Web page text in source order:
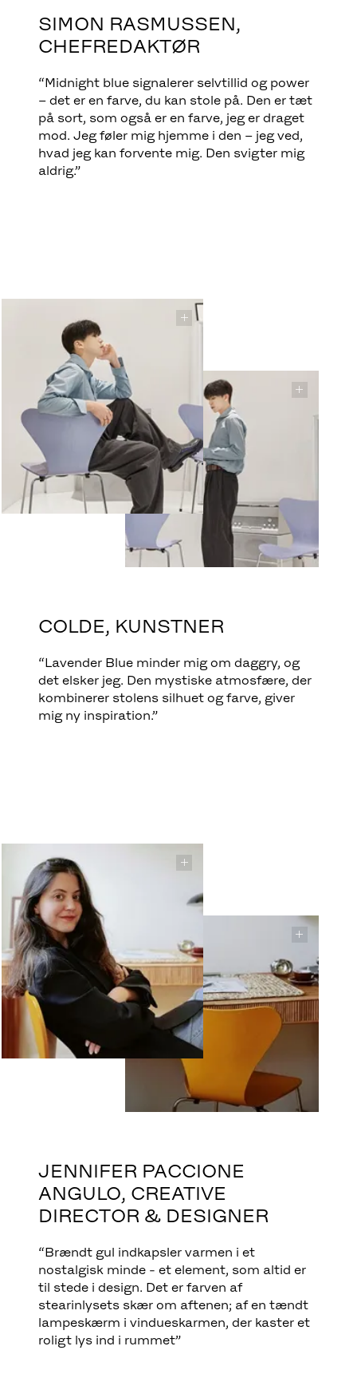
SIMON RASMUSSEN,
CHEFREDAKTØR
“Midnight blue signalerer selvtillid og power
– det er en farve, du kan stole på. Den er tæt
på sort, som også er en farve, jeg er draget
mod. Jeg føler mig hjemme i den – jeg ved,
hvad jeg kan forvente mig. Den svigter mig
aldrig.”
COLDE, KUNSTNER
“Lavender Blue minder mig om daggry, og
det elsker jeg. Den mystiske atmosfære, der
kombinerer stolens silhuet og farve, giver
mig ny inspiration.”
JENNIFER PACCIONE
ANGULO, CREATIVE
DIRECTOR & DESIGNER
“Brændt gul indkapsler varmen i et
nostalgisk minde - et element, som altid er
til stede i design. Det er farven af
stearinlysets skær om aftenen; af en tændt
lampeskærm i vindueskarmen, der kaster et
roligt lys ind i rummet”